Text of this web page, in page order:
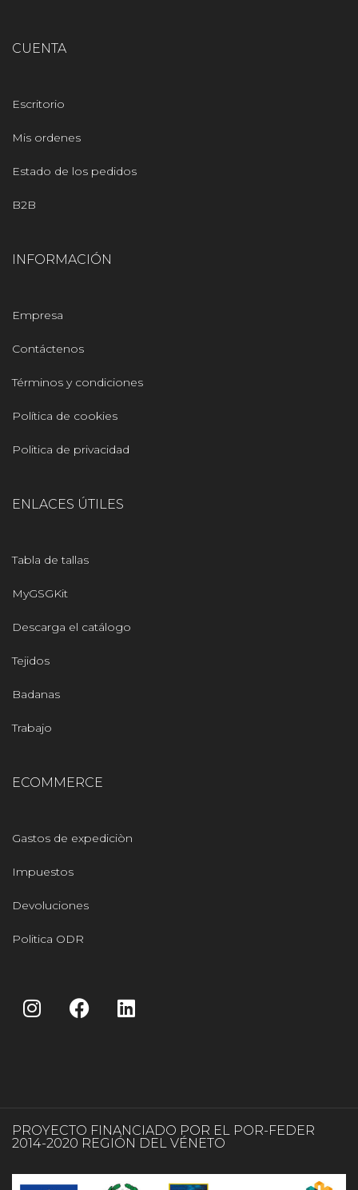
CUENTA
Escritorio
Mis ordenes
Estado de los pedidos
B2B
INFORMACIÓN
Empresa
Contáctenos
Términos y condiciones
Política de cookies
Politica de privacidad
ENLACES ÚTILES
Tabla de tallas
MyGSGKit
Descarga el catálogo
Tejidos
Badanas
Trabajo
ECOMMERCE
Gastos de expediciòn
Impuestos
Devoluciones
Politica ODR
PROYECTO FINANCIADO POR EL POR-FEDER
2014-2020 REGIÓN DEL VÉNETO